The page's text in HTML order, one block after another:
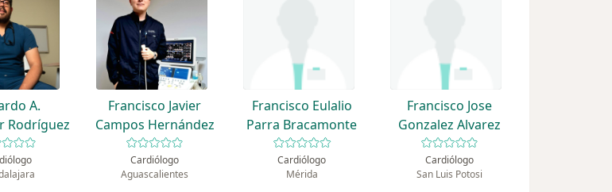
A.
Rodríguez
Francisco Javier
Campos Hernández
Cardiólogo
Aguascalientes
Francisco Eulalio
Parra Bracamonte
Cardiólogo
Mérida
Francisco Jose
Gonzalez Alvarez
Cardiólogo
San Luis Potosi